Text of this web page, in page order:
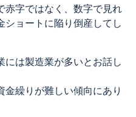
赤字ではなく、数字で見れ
ショートに陥り倒産してし
には製造業が多いとお話し
繰りが難しい傾向にあり